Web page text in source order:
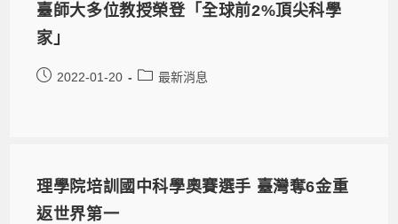
臺師大多位教授榮登「全球前2%頂尖科學
家」
2022-01-20 最新消息
理學院培訓國中科學奧賽選手 臺灣奪6金重
返世界第一